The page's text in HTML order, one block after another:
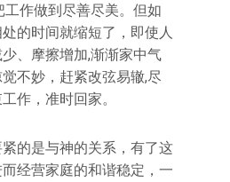
工作做到尽善尽美。但如
的时间就缩短了，即使人
、摩擦增加,渐渐家中气
不妙，赶紧改弦易辙,尽
作，准时回家。
的是与神的关系，有了这
经营家庭的和谐稳定，一